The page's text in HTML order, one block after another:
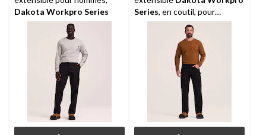
Dakota Workpro Series
Series, en coutil, pour
hommes